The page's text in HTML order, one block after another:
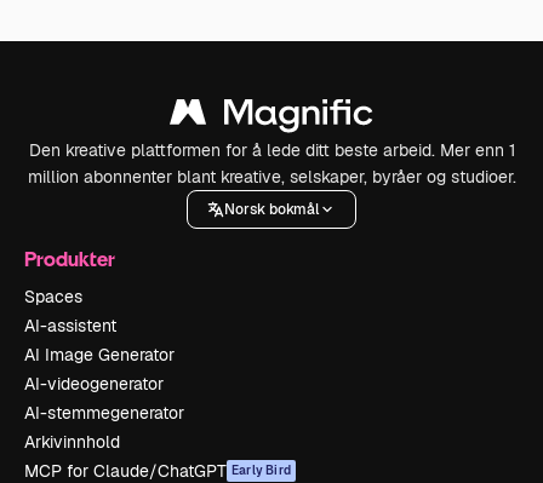
Den kreative plattformen for å lede ditt beste arbeid. Mer enn 1
million abonnenter blant kreative, selskaper, byråer og studioer.
Norsk bokmål
Produkter
Spaces
AI-assistent
AI Image Generator
AI-videogenerator
AI-stemmegenerator
Arkivinnhold
MCP for Claude/ChatGPT Early Bird